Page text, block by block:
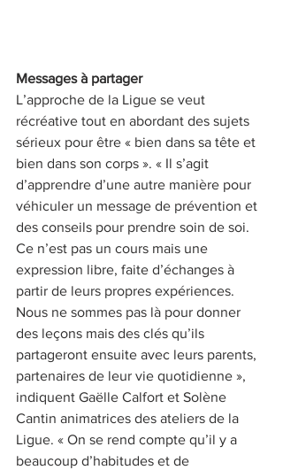
Messages à partager
L’approche de la Ligue se veut
récréative tout en abordant des sujets
sérieux pour être « bien dans sa tête et
bien dans son corps ». « Il s’agit
d’apprendre d’une autre manière pour
véhiculer un message de prévention et
des conseils pour prendre soin de soi.
Ce n’est pas un cours mais une
expression libre, faite d’échanges à
partir de leurs propres expériences.
Nous ne sommes pas là pour donner
des leçons mais des clés qu’ils
partageront ensuite avec leurs parents,
partenaires de leur vie quotidienne »,
indiquent Gaëlle Calfort et Solène
Cantin animatrices des ateliers de la
Ligue. « On se rend compte qu’il y a
beaucoup d’habitudes et de